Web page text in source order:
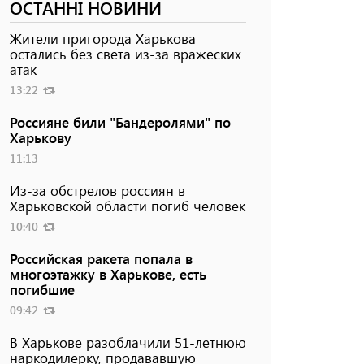
ОСТАННІ НОВИНИ
Жители пригорода Харькова
остались без света из-за вражеских
атак
13:22
Россияне били "Бандеролями" по
Харькову
11:13
Из-за обстрелов россиян в
Харьковской области погиб человек
10:40
Российская ракета попала в
многоэтажку в Харькове, есть
погибшие
09:42
В Харькове разоблачили 51-летнюю
наркодилерку, продававшую